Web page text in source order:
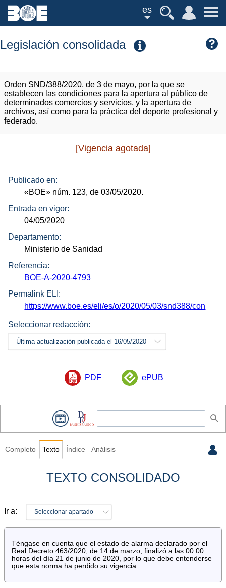
es
Legislación consolidada
Orden SND/388/2020, de 3 de mayo, por la que se
establecen las condiciones para la apertura al público de
determinados comercios y servicios, y la apertura de
archivos, así como para la práctica del deporte profesional y
federado.
[Vigencia agotada]
Publicado en:
«BOE» núm. 123, de 03/05/2020.
Entrada en vigor:
04/05/2020
Departamento:
Ministerio de Sanidad
Referencia:
BOE-A-2020-4793
Permalink ELI:
https://www.boe.es/eli/es/o/2020/05/03/snd388/con
Seleccionar redacción:
Última actualización publicada el 16/05/2020
PDF ePUB
Completo Texto Índice Análisis
TEXTO CONSOLIDADO
Ir a: Seleccionar apartado
Téngase en cuenta que el estado de alarma declarado por el
Real Decreto 463/2020, de 14 de marzo, finalizó a las 00:00
horas del día 21 de junio de 2020, por lo que debe entenderse
que esta norma ha perdido su vigencia.